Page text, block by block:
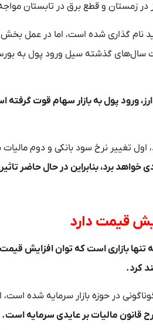
زمستان و قطع برق در تابستان
نام گذاری شده است، اما در عمل بخش
سال‌های گذشته سیل ورود پول به
ورود پول به بازار سهام قوت
تغییر نرخ سود بانکی و دوم
برد، بنابراین در حال حاضر
قیمت دارد
تنها بازاری است که توان افزایش
کرد.
در حوزه بازار سرمایه شده
قانون مالیات بر عایدی سرمایه است.